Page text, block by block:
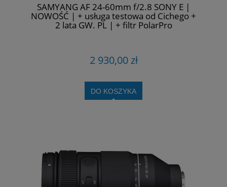
SAMYANG AF 24-60mm f/2.8 SONY E |
NOWOŚĆ | + usługa testowa od Cichego +
2 lata GW. PL | + filtr PolarPro
2 930,00 zł
DO KOSZYKA